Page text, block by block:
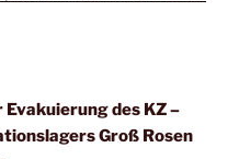
des KZ –
Groß Rosen